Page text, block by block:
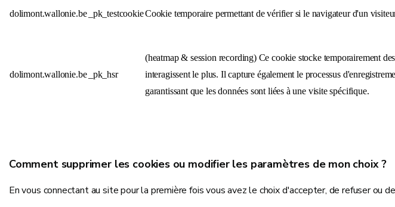
dolimont.wallonie.be _pk_testcookieCookie temporaire permettant de vérifier si le navigateur d'un
dolimont.wallonie.be _pk_hsr
(heatmap & session recording) Ce cookie stocke temporairement
interagissent le plus. Il capture également le processus
garantissant que les données sont liées à une visite spécifique.
Comment supprimer les cookies ou modifier les paramètres de mon choix ?
En vous connectant au site pour la première fois vous avez le choix d'accepter, de refuser ou